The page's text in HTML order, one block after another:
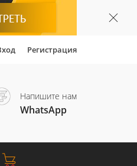
Регистрация
Напишите нам
WhatsApp